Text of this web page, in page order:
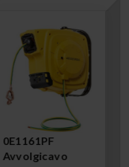
0E1161PF
Avvolgicavo